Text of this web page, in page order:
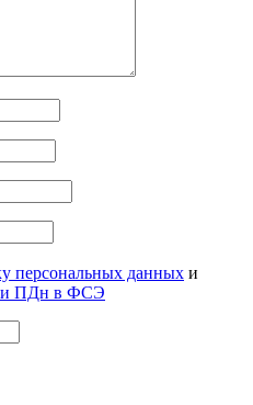
персональных данных и
ПДн в ФСЭ